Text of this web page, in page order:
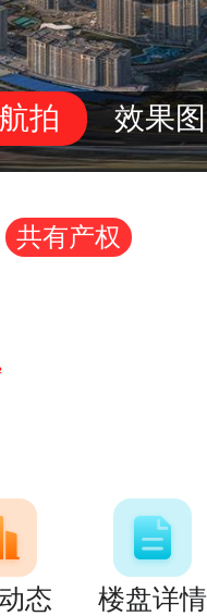
航拍 效果图
共有产权
态 楼盘详情